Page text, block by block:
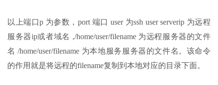
以上端口p 为参数，port 端口 user 为ssh user serverip 为远程
服务器ip或者域名 ,/home/user/filename 为远程服务器的文件
名 /home/user/filename 为本地服务服务器的文件名。该命令
的作用就是将远程的filename复制到本地对应的目录下面。